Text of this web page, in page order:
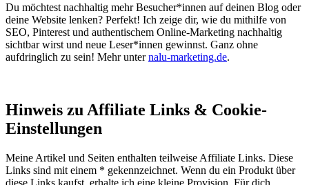
Du möchtest nachhaltig mehr Besucher*innen auf deinen Blog oder
deine Website lenken? Perfekt! Ich zeige dir, wie du mithilfe von
SEO, Pinterest und authentischem Online-Marketing nachhaltig
sichtbar wirst und neue Leser*innen gewinnst. Ganz ohne
aufdringlich zu sein! Mehr unternalu-marketing.de.
Hinweis zu Affiliate Links & Cookie-
Einstellungen
Meine Artikel und Seiten enthalten teilweise Affiliate Links. Diese
Links sind mit einem * gekennzeichnet. Wenn du ein Produkt über
diese Links kaufst, erhalte ich eine kleine Provision. Für dich